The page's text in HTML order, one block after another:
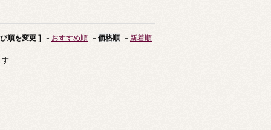
順を変更 ] - おすすめ順 - 価格順 - 新着順
す